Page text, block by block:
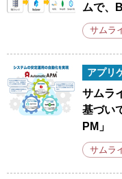
ムで、
サムラ
アプリ
サムラ
基づい
PM」
サムラ